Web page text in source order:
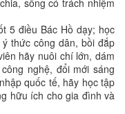
sống có trách nhiệm
5 điều Bác Hồ dạy; học
thức công dân, bồi đắp
hãy nuôi chí lớn, dám
nghệ, đổi mới sáng
quốc tế, hãy học tập
hữu ích cho gia đình và